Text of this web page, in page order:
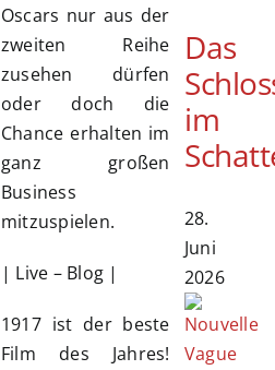
Oscars nur aus der
zweiten Reihe
zusehen dürfen
oder doch die
Chance erhalten im
ganz großen
Business
mitzuspielen.
| Live – Blog |
1917 ist der beste
Film des Jahres!
Das
im
28.
Juni
2026